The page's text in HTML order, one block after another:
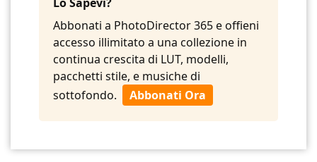
Abbonati a PhotoDirector 365 e offieni
accesso illimitato a una collezione in
continua crescita di LUT, modelli,
pacchetti stile, e musiche di
sottofondo.
Abbonati Ora